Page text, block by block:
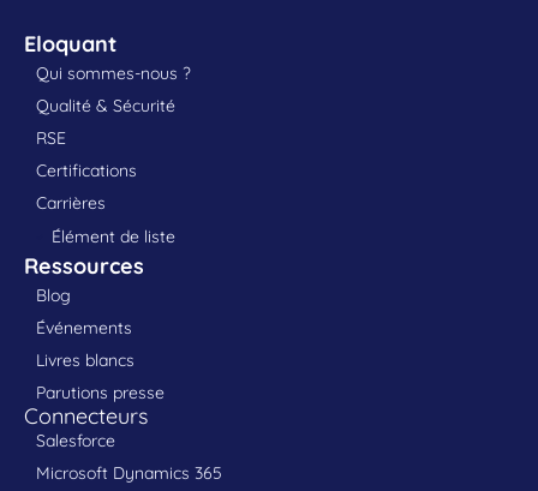
Eloquant
Qui sommes-nous ?
Qualité & Sécurité
RSE
Certifications
Carrières
Élément de liste
Ressources
Blog
Événements
Livres blancs
Parutions presse
Connecteurs
Salesforce
Microsoft Dynamics 365